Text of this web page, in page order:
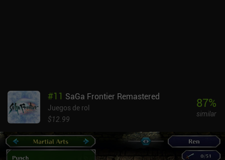
#11 SaGa Frontier Remastered
Juegos de rol
$12.99
87%
similar